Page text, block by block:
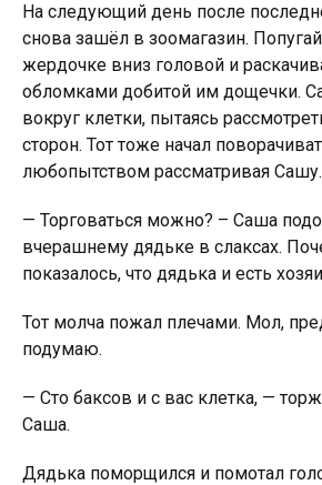
На следующий день после
снова зашёл в зоомагазин.
жердочке вниз головой и
обломками добитой им дощечки.
вокруг клетки, пытаясь
сторон. Тот тоже начал
любопытством рассматривая Сашу.
— Торговаться можно? – Саша
вчерашнему дядьке в слаксах.
показалось, что дядька и есть
Тот молча пожал плечами. Мол,
подумаю.
— Сто баксов и с вас клетка, —
Саша.
Дядька поморщился и помотал